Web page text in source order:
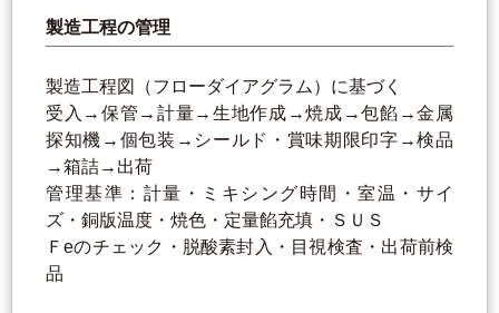
製造工程の管理
製造工程図（フローダイアグラム）に基づく
受入→保管→計量→生地作成→焼成→包餡→金属
探知機→個包装→シールド・賞味期限印字→検品
→箱詰→出荷
管理基準：計量・ミキシング時間・室温・サイ
ズ・銅版温度・焼色・定量餡充填・ＳＵＳ
Ｆeのチェック・脱酸素封入・目視検査・出荷前検
品